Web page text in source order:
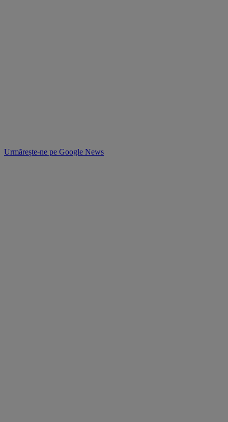
Urmărește-ne pe Google News